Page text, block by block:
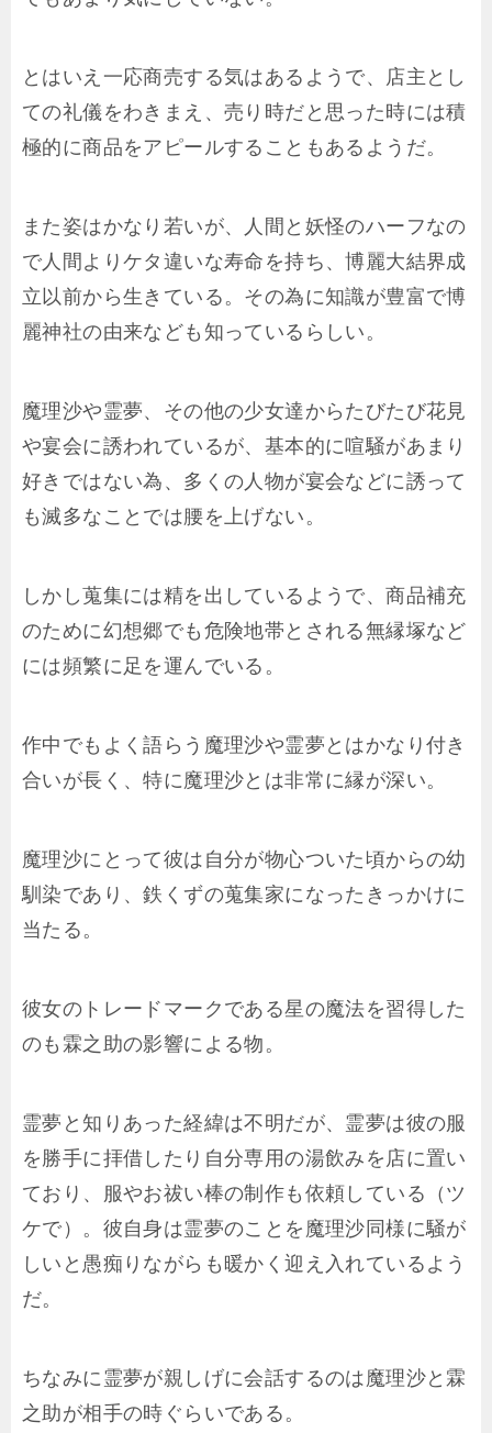
とはいえ一応商売する気はあるようで、店主とし
ての礼儀をわきまえ、売り時だと思った時には積
極的に商品をアピールすることもあるようだ。
また姿はかなり若いが、人間と妖怪のハーフなの
で人間よりケタ違いな寿命を持ち、博麗大結界成
立以前から生きている。その為に知識が豊富で博
麗神社の由来なども知っているらしい。
魔理沙や霊夢、その他の少女達からたびたび花見
や宴会に誘われているが、基本的に喧騒があまり
好きではない為、多くの人物が宴会などに誘って
も滅多なことでは腰を上げない。
しかし蒐集には精を出しているようで、商品補充
のために幻想郷でも危険地帯とされる無縁塚など
には頻繁に足を運んでいる。
作中でもよく語らう魔理沙や霊夢とはかなり付き
合いが長く、特に魔理沙とは非常に縁が深い。
魔理沙にとって彼は自分が物心ついた頃からの幼
馴染であり、鉄くずの蒐集家になったきっかけに
当たる。
彼女のトレードマークである星の魔法を習得した
のも霖之助の影響による物。
霊夢と知りあった経緯は不明だが、霊夢は彼の服
を勝手に拝借したり自分専用の湯飲みを店に置い
ており、服やお祓い棒の制作も依頼している（ツ
ケで）。彼自身は霊夢のことを魔理沙同様に騒が
しいと愚痴りながらも暖かく迎え入れているよう
だ。
ちなみに霊夢が親しげに会話するのは魔理沙と霖
之助が相手の時ぐらいである。